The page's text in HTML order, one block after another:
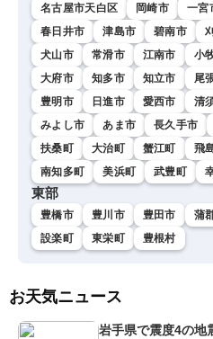
名古屋市天白区 岡崎市 一宮
春日井市
津島市 碧南市
犬山市
常滑市 江南市 小
大府市
知多市 知立市 尾
豊明市
日進市 愛西市 清
みよし市
あま市 長久手市
扶桑町
大治町 蟹江町 飛
南知多町
美浜町 武豊町
東部
豊橋市 豊川市 豊田市 蒲
設楽町
東栄町 豊根村
お天気ニュース
岩手県で震度4の地